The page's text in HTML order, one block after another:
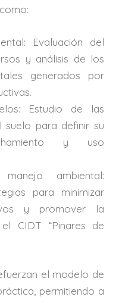
Evaluación del
y análisis de los
generados por
Estudio de las
suelo para definir su
y uso
ambiental:
para minimizar
y promover la
CIDT “Pinares de
el modelo de
permitiendo a